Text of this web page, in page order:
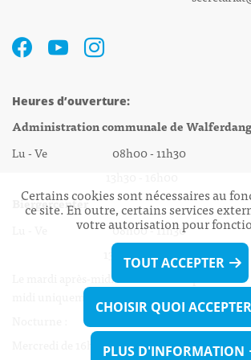
Heures d’ouverture:
Administration communale de
Lu - Ve 08h00 - 11h30
Biergercenter
Lu - Ve 08h00 - 11h30
13h30 - 16h00
Le mardi après-midi et le vendredi après-
midi uniquement sur Rdv.
Mercredi de 16h00 - 18h45 uniquement sur
Certains cookies sont nécessaires au
ce site. En outre, certains services
votre autorisation pour
TOUT ACCEPTER
CHOISIR QUOI ACCEPTER
PLUS D'INFORMATION